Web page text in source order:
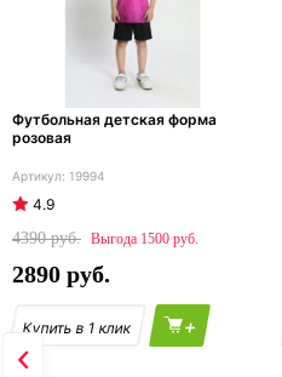
Футбольная детская форма
розовая
19994
4.9
4390
1500
2890
+